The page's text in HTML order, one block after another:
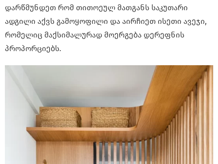
დარწმუნდეთ რომ თითოეულ მათგანს საკუთარი
ადგილი აქვს გამოყოფილი და აირჩიეთ ისეთი ავეჯი,
რომელიც მაქსიმალურად მოერგება დერეფნის
პროპორციებს.